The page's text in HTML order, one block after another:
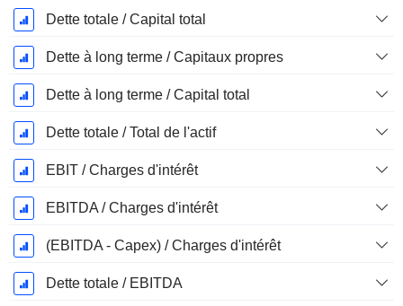
Dette totale / Capital total
Dette à long terme / Capitaux propres
Dette à long terme / Capital total
Dette totale / Total de l'actif
EBIT / Charges d'intérêt
EBITDA / Charges d'intérêt
(EBITDA - Capex) / Charges d'intérêt
Dette totale / EBITDA